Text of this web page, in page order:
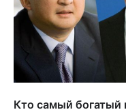
Кто самый богатый